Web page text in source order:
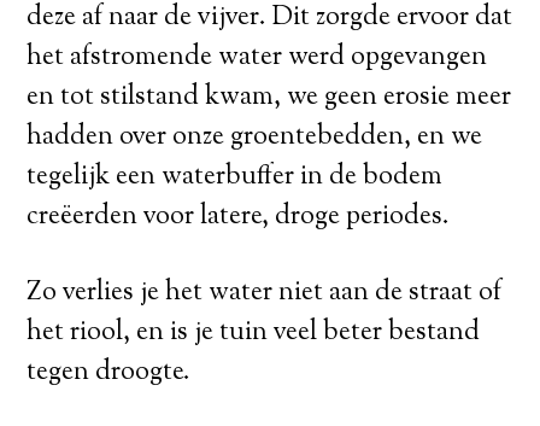
deze af naar de vijver. Dit zorgde ervoor dat
het afstromende water werd opgevangen
en tot stilstand kwam, we geen erosie meer
hadden over onze groentebedden, en we
tegelijk een waterbuffer in de bodem
creëerden voor latere, droge periodes.
Zo verlies je het water niet aan de straat of
het riool, en is je tuin veel beter bestand
tegen droogte.